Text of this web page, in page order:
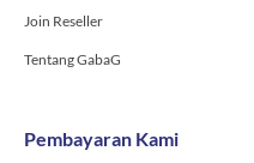
Join Reseller
Tentang GabaG
Pembayaran Kami